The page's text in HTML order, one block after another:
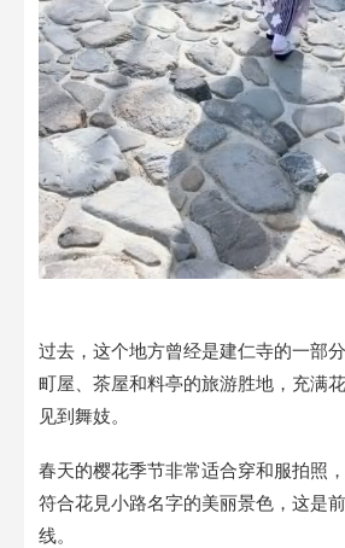
过去，这个地方曾经是建仁寺的一部
町屋、茶屋和料亭的旅游胜地，充满
见到舞妓。
春天的樱花季节非常适合穿和服拍照
符合花見小路名字的美丽景色，这是
线。